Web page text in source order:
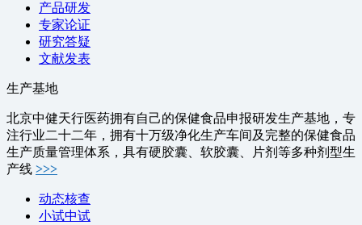
产品研发
专家论证
研究答疑
文献发表
生产基地
北京中健天行医药拥有自己的保健食品申报研发生产基地，专
注行业二十二年，拥有十万级净化生产车间及完整的保健食品
生产质量管理体系，具有硬胶囊、软胶囊、片剂等多种剂型生
产线 >>>
动态核查
小试中试